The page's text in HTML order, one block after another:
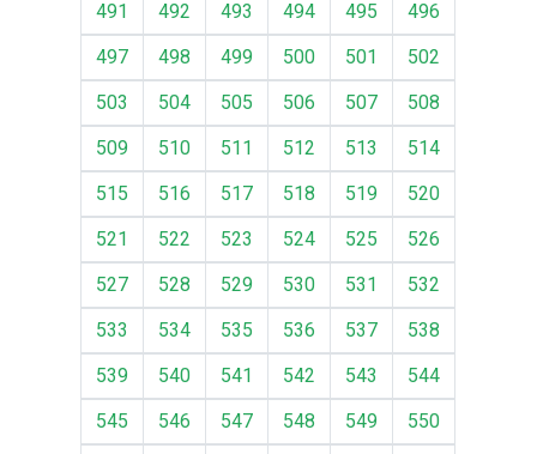
491 492 493 494 495
496
497
498 499 500 501
502
503
504 505 506 507
508
509
510 511 512 513
514
515
516 517 518 519
520
521
522 523 524 525
526
527
528 529 530 531
532
533
534 535 536 537
538
539
540 541 542 543
544
545
546 547 548 549
550